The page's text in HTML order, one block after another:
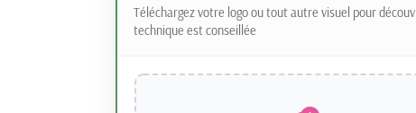
Téléchargez votre logo ou tout autre visuel pour
technique est conseillée